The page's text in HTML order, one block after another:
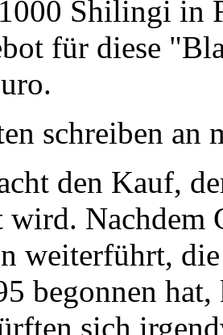
Shilingi in
für diese
schreiben
den Kauf,
wird. Nachdem
weiterführt,
begonnen
sich